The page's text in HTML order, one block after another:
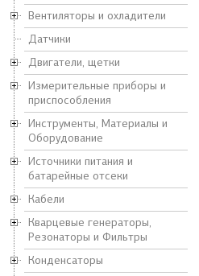
Вентиляторы и охладители
Датчики
Двигатели, щетки
Измерительные приборы и
приспособления
Инструменты, Материалы и
Оборудование
Источники питания и
батарейные отсеки
Кабели
Кварцевые генераторы,
Резонаторы и Фильтры
Конденсаторы